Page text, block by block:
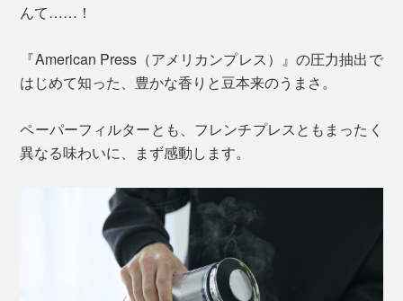
んて……！
『American Press（アメリカンプレス）』の圧力抽出で
はじめて知った、豊かな香りと豆本来のうまさ。
ペーパーフィルターとも、フレンチプレスともまったく
異なる味わいに、まず感動します。